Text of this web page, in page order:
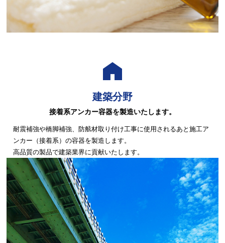
建築分野
接着系アンカー容器を製造いたします。
耐震補強や橋脚補強、防舷材取り付け工事に使用されるあと施工ア
ンカー（接着系）の容器を製造します。
高品質の製品で建築業界に貢献いたします。